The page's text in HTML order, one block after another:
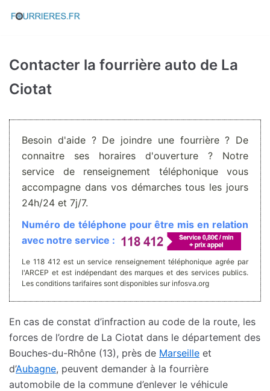
Aller
Contacter la fourrière auto de La
Ciotat
Besoin d'aide ? De joindre une fourrière ? De
connaitre ses horaires d'ouverture ? Notre
service de renseignement téléphonique vous
accompagne dans vos démarches tous les jours
24h/24 et 7j/7.
Numéro de téléphone pour être mis en relation
avec notre service :
Le 118 412 est un service renseignement téléphonique agrée par
l'ARCEP et est indépendant des marques et des services publics.
Les conditions tarifaires sont disponibles sur infosva.org
En cas de constat d’infraction au code de la route, les
forces de l’ordre de La Ciotat dans le département des
Bouches-du-Rhône (13), près de Marseille et
d’Aubagne, peuvent demander à la fourrière
automobile de la commune d’enlever le véhicule